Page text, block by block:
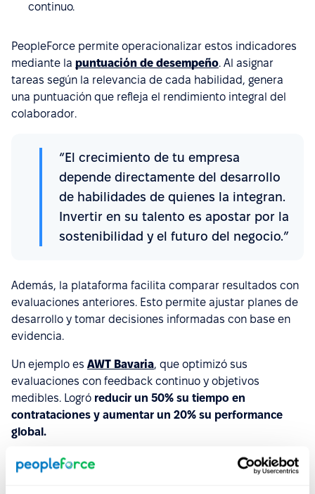
continuo.
PeopleForce permite operacionalizar estos indicadores
mediante la puntuación de desempeño. Al asignar
tareas según la relevancia de cada habilidad, genera
una puntuación que refleja el rendimiento integral del
colaborador.
“El crecimiento de tu empresa
depende directamente del desarrollo
de habilidades de quienes la integran.
Invertir en su talento es apostar por la
sostenibilidad y el futuro del negocio.”
Además, la plataforma facilita comparar resultados con
evaluaciones anteriores. Esto permite ajustar planes de
desarrollo y tomar decisiones informadas con base en
evidencia.
Un ejemplo es AWT Bavaria, que optimizó sus
evaluaciones con feedback continuo y objetivos
medibles. Logró reducir un 50% su tiempo en
contrataciones y aumentar un 20% su performance
global.
Preguntas frecuentes (Q&A)